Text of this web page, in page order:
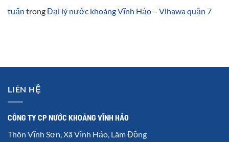
tuấn trongĐại lý nước khoáng Vĩnh Hảo – Vihawa quận 7
LIÊN HỆ
CÔNG TY CP NƯỚC KHOÁNG VĨNH HẢO
Thôn Vĩnh Sơn, Xã Vĩnh Hảo, Lâm Đồng